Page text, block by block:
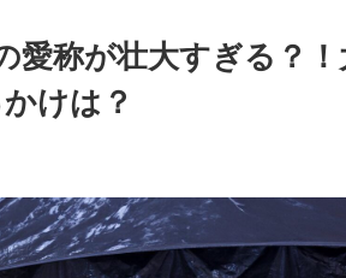
愛称が壮大すぎる？
けは？